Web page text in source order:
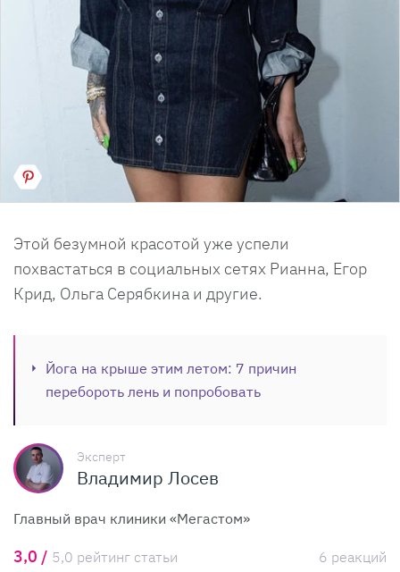
Этой безумной красотой уже успели
похвастаться в социальных сетях Рианна, Егор
Крид, Ольга Серябкина и другие.
Йога на крыше этим летом: 7 причин
перебороть лень и попробовать
Эксперт
Владимир Лосев
Главный врач клиники «Мегастом»
3,0 / 5,0 рейтинг статьи 6 реакций